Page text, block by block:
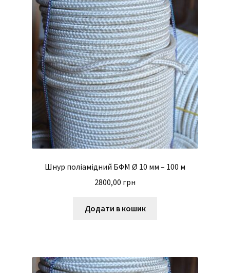
Шнур поліамідний БФМ Ø 10 мм – 100 м
2800,00 грн
Додати в кошик